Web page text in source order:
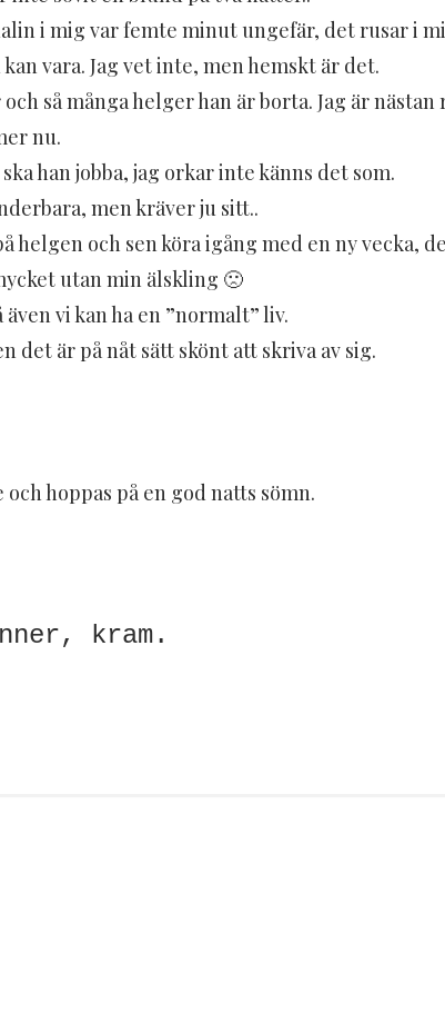
i mig var femte minut ungefär, det rusar i
vara. Jag vet inte, men hemskt är det.
så många helger han är borta. Jag är
nu.
han jobba, jag orkar inte känns det som.
men kräver ju sitt..
helgen och sen köra igång med en ny vecka,
utan min älskling 🙁
vi kan ha en ”normalt” liv.
är på nåt sätt skönt att skriva av sig.
hoppas på en god natts sömn.
kram.